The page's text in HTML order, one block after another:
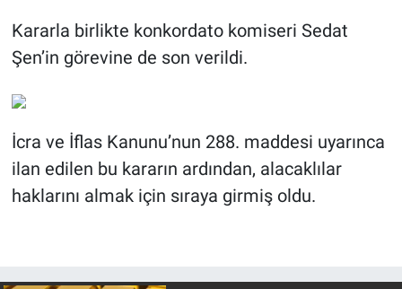
Kararla birlikte konkordato komiseri Sedat
Şen’in görevine de son verildi.
İcra ve İflas Kanunu’nun 288. maddesi uyarınca
ilan edilen bu kararın ardından, alacaklılar
haklarını almak için sıraya girmiş oldu.